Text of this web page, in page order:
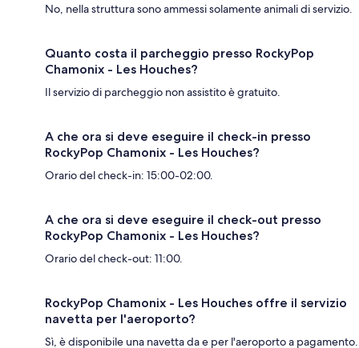
No, nella struttura sono ammessi solamente animali di servizio.
Quanto costa il parcheggio presso RockyPop
Chamonix - Les Houches?
Il servizio di parcheggio non assistito è gratuito.
A che ora si deve eseguire il check-in presso
RockyPop Chamonix - Les Houches?
Orario del check-in: 15:00-02:00.
A che ora si deve eseguire il check-out presso
RockyPop Chamonix - Les Houches?
Orario del check-out: 11:00.
RockyPop Chamonix - Les Houches offre il servizio
navetta per l'aeroporto?
Sì, è disponibile una navetta da e per l'aeroporto a pagamento.